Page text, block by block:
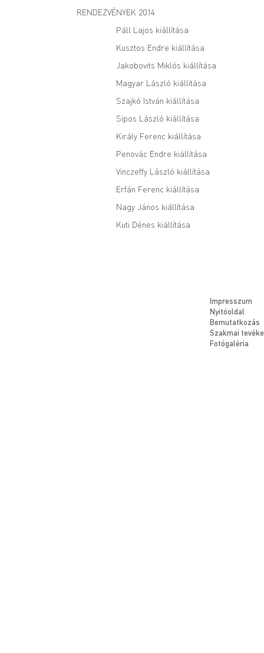
RENDEZVÉNYEK 2014
Páll Lajos kiállítása
Kusztos Endre kiállítása
Jakobovits Miklós kiállítása
Magyar László kiállítása
Szajkó István kiállítása
Sipos László kiállítása
Király Ferenc kiállítása
Penovác Endre kiállítása
Vinczeffy László kiállítása
Erfán Ferenc kiállítása
Nagy János kiállítása
Kuti Dénes kiállítása
Impresszum
Nyitóoldal
Bemutatkozás
Szakmai
Fotógaléria